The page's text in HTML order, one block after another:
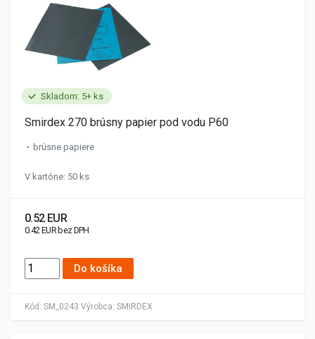
Skladom: 5+ ks
Kód: SM_0243 Výrobca: SMIRDEX
Smirdex 270 brúsny papier pod vodu P60
brúsne papiere
V kartóne: 50 ks
0.52 EUR
0.42 EUR bez DPH
Do košíka